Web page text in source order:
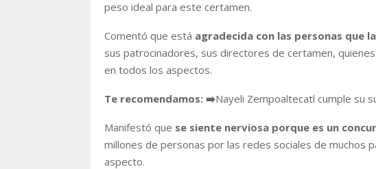
peso ideal para este certamen.
Comentó que está agradecida con las personas que
sus patrocinadores, sus directores de certamen,
en todos los aspectos.
Te recomendamos: ➡️Nayeli Zempoaltecatl cumple su
Manifestó que se siente nerviosa porque es un
millones de personas por las redes sociales de muchos
aspecto.